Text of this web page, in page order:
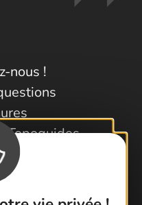
nous !
Topoguides